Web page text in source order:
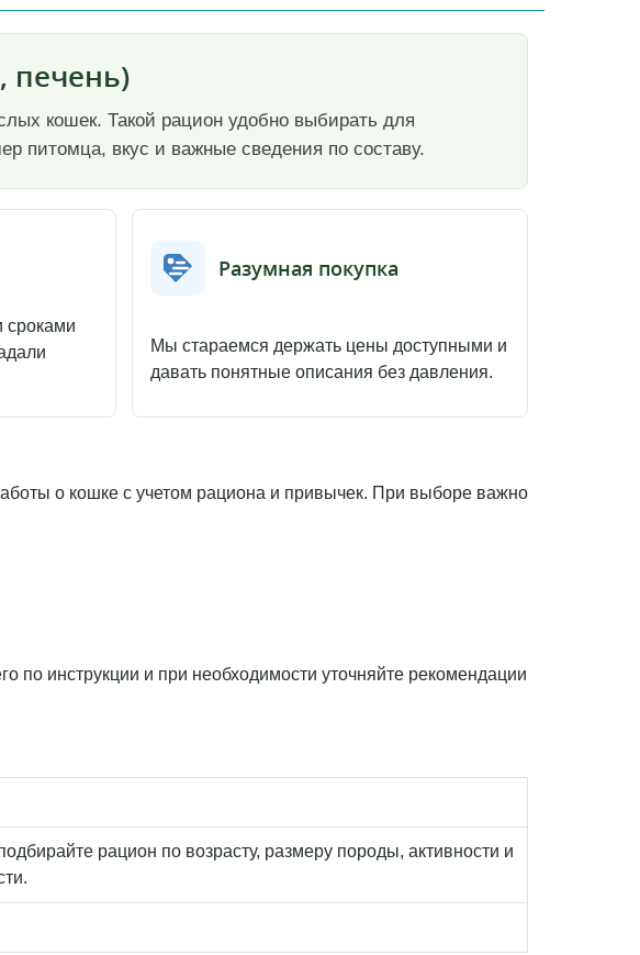
печень)
кошек. Такой рацион удобно выбирать для
питомца, вкус и важные сведения по составу.
сроками
Разумная покупка
Мы стараемся держать цены доступными и
давать понятные описания без давления.
о кошке с учетом рациона и привычек. При выборе важно
по инструкции и при необходимости уточняйте рекомендации
рацион по возрасту, размеру породы, активности и